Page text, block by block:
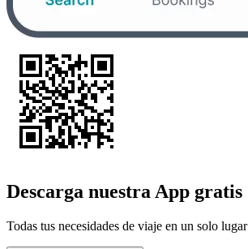
Descarga nuestra App gratis
Todas tus necesidades de viaje en un solo lugar